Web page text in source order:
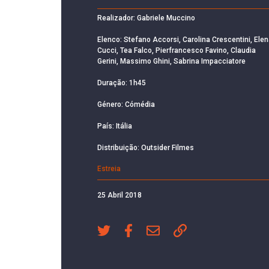
Realizador: Gabriele Muccino
Elenco: Stefano Accorsi, Carolina Crescentini,
Cucci, Tea Falco, Pierfrancesco Favino, Claudia
Gerini, Massimo Ghini, Sabrina Impacciatore
Duração: 1h45
Género: Cómédia
País: Itália
Distribuição: Outsider Filmes
Estreia
25 Abril 2018